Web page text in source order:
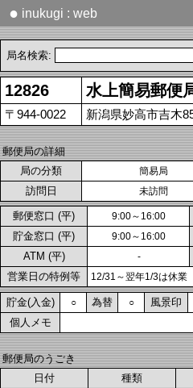
● inukugi : web
局名検索:
12826 水上簡易郵便
〒944-0022 新潟県妙高市吉木
郵便局の詳細
局の分類
簡易局
訪問日 未訪問
郵便窓口 (平) 9:00～16:00
貯金窓口 (平) 9:00～16:00
ATM (平) -
営業日の特例等 12/31～翌年1/3は休業
貯金(入金) ○ 為替 ○ 風景印
個人メモ
郵便局のうごき
日付
種類